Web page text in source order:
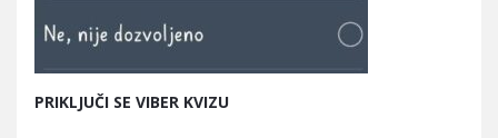
PRIKLJUČI SE VIBER KVIZU